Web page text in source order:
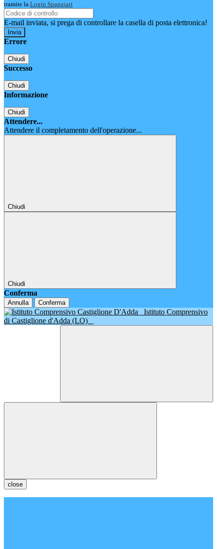
tramite la Login Spaggiari
E-mail inviata, si prega di controllare la casella di posta elettronica!
Errore
Chiudi
Successo
Chiudi
Informazione
Chiudi
Attendere...
Attendere il completamento dell'operazione...
Chiudi
Chiudi
Conferma
Annulla Conferma
Istituto Comprensivo
di Castiglione d'Adda (LO)
close